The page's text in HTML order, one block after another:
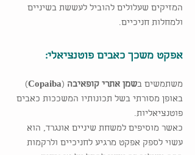
המזיקים שעלולים להוביל לעששת בשיניים
ולמחלות חניכיים.
אפקט משכך כאבים פוטנציאלי:
משתמשים בשמן אתרי קופאיבה (
Copaiba
)
באופן מסורתי בשל תכונותיו המשככות כאבים
פוטנציאליות.
כאשר מוסיפים למשחת שיניים אונגרד, הוא
עשוי לספק אפקט מרגיע לחניכיים ולרקמות